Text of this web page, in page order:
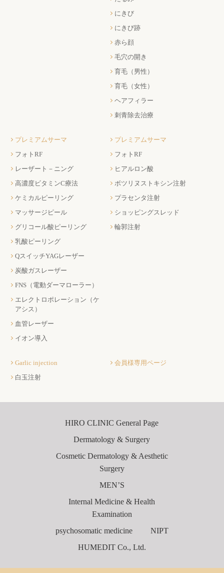
にきび
にきび跡
赤ら顔
毛穴の開き
育毛（男性）
育毛（女性）
ヘアフィラー
刺青除去治療
プレミアムサーマ
フォトRF
レーザート－ニング
高濃度ビタミンC療法
ケミカルピーリング
マッサージピール
グリコール酸ピーリング
乳酸ピーリング
QスイッチYAGレーザー
炭酸ガスレーザー
FNS（電動ダーマローラー）
エレクトロポレーション（ケ
アシス）
血管レーザー
イオン導入
プレミアムサーマ
フォトRF
ヒアルロン酸
ボツリヌストキシン注射
プラセンタ注射
ショッピングスレッド
輪郭注射
Garlic injection
白玉注射
会員様専用ページ
HIRO CLINIC General Page
Dermatology & Surgery
Cosmetic Dermatology & Aesthetic
Surgery
MEN’S
Internal Medicine & Health
Examination
psychosomatic medicine
NIPT
HUMEDIT Co., Ltd.